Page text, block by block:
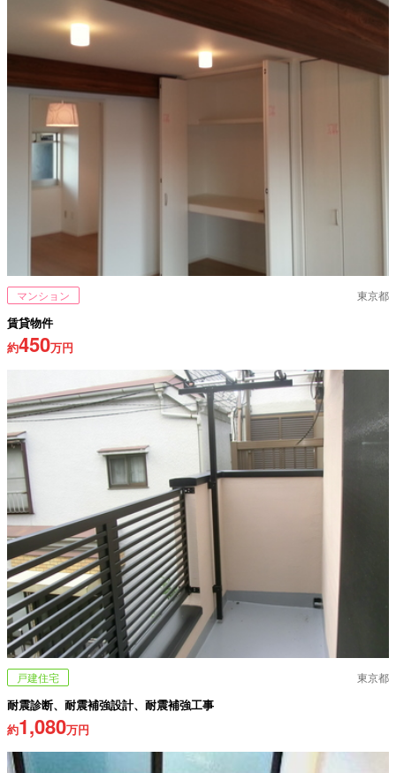
マンション 東京都
賃貸物件
約450万円
戸建住宅 東京都
耐震診断、耐震補強設計、耐震補強工事
約1,080万円